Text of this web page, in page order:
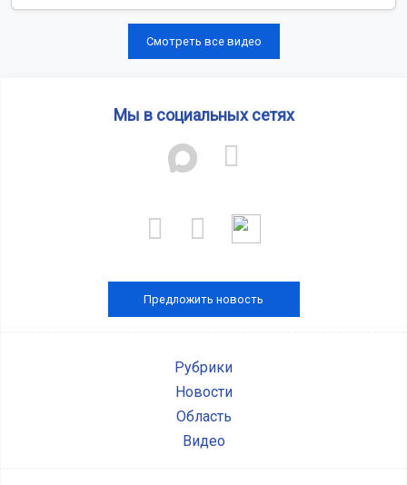
Смотреть все видео
Мы в социальных сетях
Предложить новость
Рубрики
Новости
Область
Видео